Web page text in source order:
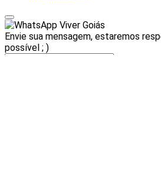
Viver Goiás
Envie sua mensagem, estaremos
possível ; )